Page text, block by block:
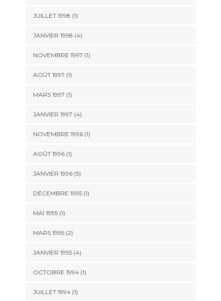
JUILLET 1998 (1)
JANVIER 1998 (4)
NOVEMBRE 1997 (1)
AOÛT 1997 (1)
MARS 1997 (1)
JANVIER 1997 (4)
NOVEMBRE 1996 (1)
AOÛT 1996 (1)
JANVIER 1996 (5)
DÉCEMBRE 1995 (1)
MAI 1995 (1)
MARS 1995 (2)
JANVIER 1995 (4)
OCTOBRE 1994 (1)
JUILLET 1994 (1)